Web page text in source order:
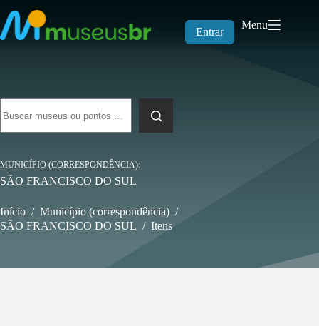
para
o
conteúdo
Entrar
Menu
resultados
MUNICÍPIO (CORRESPONDÊNCIA)
SÃO FRANCISCO DO SUL
Início / Município (correspondência) /
SÃO FRANCISCO DO SUL / Itens